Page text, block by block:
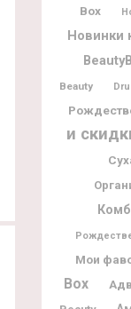
Molton Brown Advent
Box
Новинки
Beauty
и
Мои
Box